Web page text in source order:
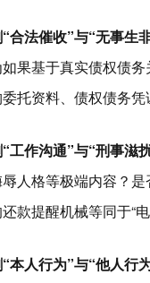
合法催收”与“无事生非
果基于真实债权债
托资料、债权债务
工作沟通”与“刑事滋扰
人格等极端内容？
款提醒机械等同于“电
本人行为”与“他人行为